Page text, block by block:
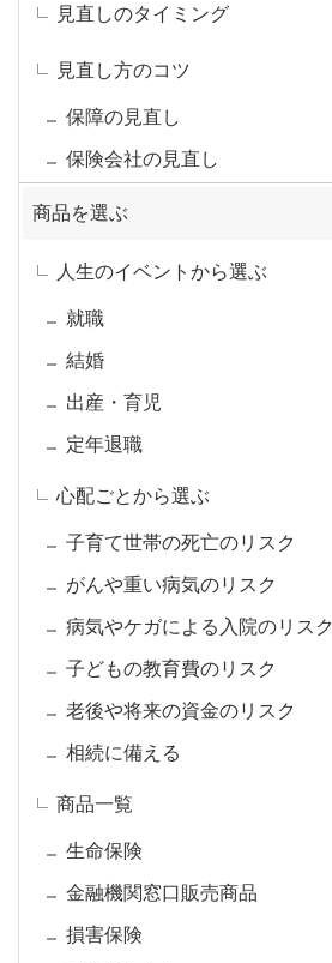
見直しのタイミング
見直し方のコツ
保障の見直し
保険会社の見直し
商品を選ぶ
人生のイベントから選ぶ
就職
結婚
出産・育児
定年退職
心配ごとから選ぶ
子育て世帯の死亡のリスク
がんや重い病気のリスク
病気やケガによる入院のリスク
子どもの教育費のリスク
老後や将来の資金のリスク
相続に備える
商品一覧
生命保険
金融機関窓口販売商品
損害保険